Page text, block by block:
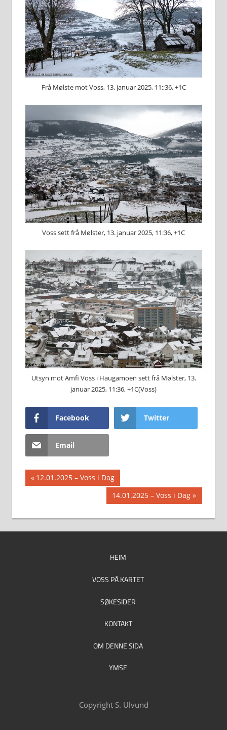
Frå Mølste mot Voss, 13. januar 2025, 11:;36, +1C
Voss sett frå Mølster, 13. januar 2025, 11:36, +1C
Utsyn mot Amfi Voss i Haugamoen sett frå Mølster, 13.
januar 2025, 11:36, +1C(Voss)
Facebook Twitter
Email
Innleggsnavigasjon
Previous
Post:
12.01.2025 – Voss i Dag
Next
Post:
14.01.2025 – Voss i Dag
HEIM
VOSS PÅ KARTET
SØKESIDER
KONTAKT
OM DENNE SIDA
YMSE
Copyright S. Ulvund